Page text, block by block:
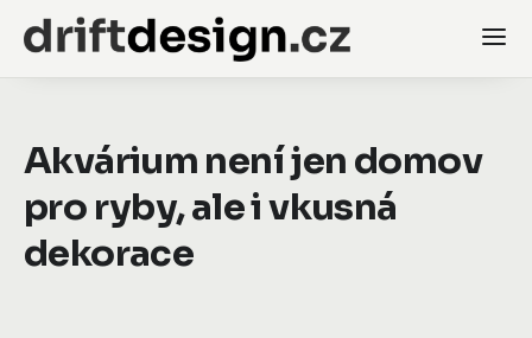
Akvárium není jen domov
pro ryby, ale i vkusná
dekorace